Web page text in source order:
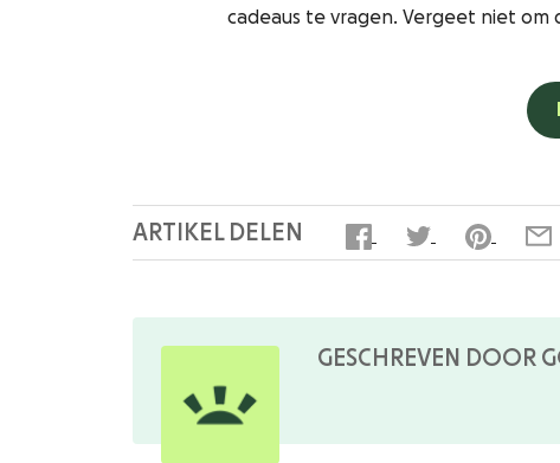
cadeaus te vragen. Vergeet niet om
ARTIKEL DELEN
GESCHREVEN DOOR